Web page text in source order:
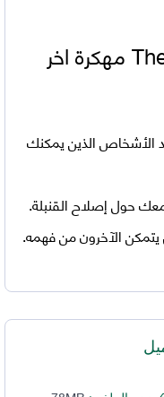
Them Bombs مهكرة اخر
الأشخاص الذين يمكنك
حول إصلاح القنبلة.
الآخرون من فهمه.